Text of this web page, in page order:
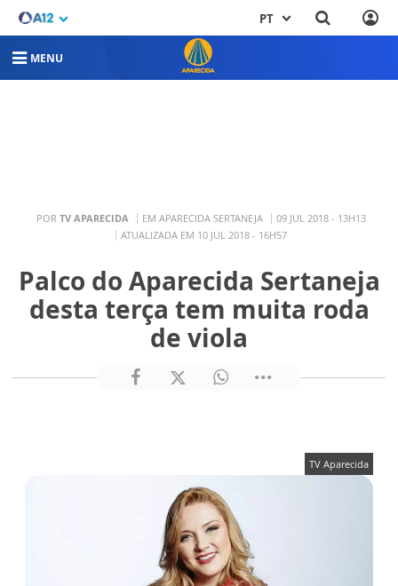
PT
MENU
POR TV APARECIDA EM APARECIDA SERTANEJA
09 JUL 2018 - 13H13
ATUALIZADA EM 10 JUL 2018 - 16H57
Palco do Aparecida Sertaneja
desta terça tem muita roda
de viola
TV Aparecida